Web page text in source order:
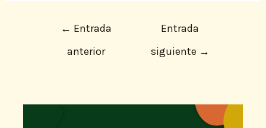
← Entrada
anterior
Entrada
siguiente →